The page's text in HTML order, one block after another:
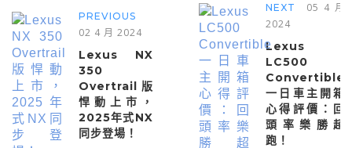
PREVIOUS
02 4 月 2024
Lexus NX
350
Overtrail版
悍動上市，
2025年式NX
同步登場！
NEXT
05 4 月
2024
Lexus
LC500
Convertible
一日車主開箱
心得評價：回
頭率樂勝超
跑！